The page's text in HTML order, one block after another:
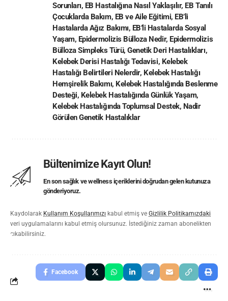
Sorunları, EB Hastalığına Nasıl Yaklaşılır, EB Tanılı
Çocuklarda Bakım, EB ve Aile Eğitimi, EB’li
Hastalarda Ağız Bakımı, EB’li Hastalarda Sosyal
Yaşam, Epidermolizis Bülloza Nedir, Epidermolizis
Bülloza Simpleks Türü,Genetik Deri Hastalıkları,
Kelebek Derisi Hastalığı Tedavisi, Kelebek
Hastalığı Belirtileri Nelerdir, Kelebek Hastalığı
Hemşirelik Bakımı, Kelebek Hastalığında Beslenme
Desteği, Kelebek Hastalığında Günlük Yaşam,
Kelebek Hastalığında Toplumsal Destek, Nadir
Görülen Genetik Hastalıklar
Bültenimize Kayıt Olun!
En son sağlık ve wellness içeriklerini doğrudan gelen kutunuza
gönderiyoruz.
Kaydolarak Kullanım Koşullarımızı kabul etmiş ve Gizlilik Politikamızdaki
veri uygulamalarını kabul etmiş olursunuz. İstediğiniz zaman abonelikten
çıkabilirsiniz.
Facebook